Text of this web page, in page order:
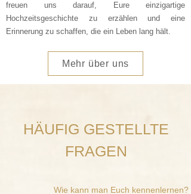
freuen uns darauf, Eure einzigartige
Hochzeitsgeschichte zu erzählen und eine
Erinnerung zu schaffen, die ein Leben lang hält.
Mehr über uns
HÄUFIG GESTELLTE
FRAGEN
Wie kann man Euch kennenlernen?